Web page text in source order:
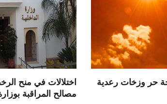
حر وزخات رعدية
اختلالات في منح
مصالح المراقبة